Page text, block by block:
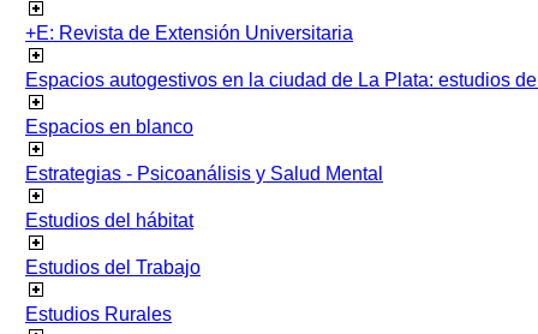
+E: Revista de Extensión Universitaria
Espacios autogestivos en la ciudad de La Plata: estudios
Espacios en blanco
Estrategias - Psicoanálisis y Salud Mental
Estudios del hábitat
Estudios del Trabajo
Estudios Rurales